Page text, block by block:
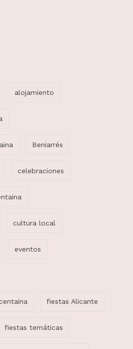
alojamiento
Beniarrés
celebraciones
cultura local
eventos
fiestas Alicante
fiestas temáticas